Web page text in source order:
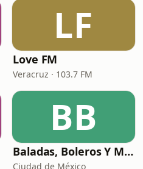
LF
Love FM
Veracruz · 103.7 FM
BB
Baladas, Boleros Y Mas
Ciudad de México